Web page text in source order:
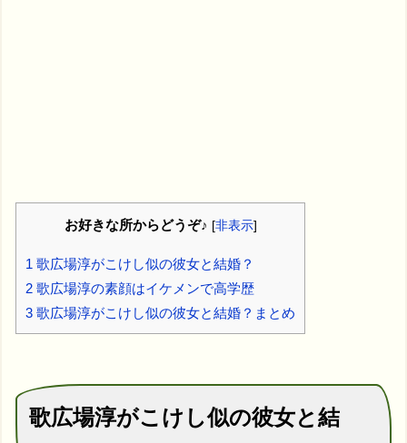
お好きな所からどうぞ♪ [非表示]
1 歌広場淳がこけし似の彼女と結婚？
2 歌広場淳の素顔はイケメンで高学歴
3 歌広場淳がこけし似の彼女と結婚？まとめ
歌広場淳がこけし似の彼女と結